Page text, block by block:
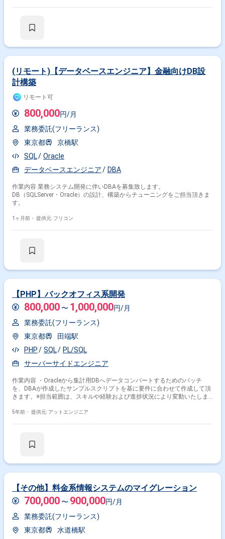
・ベンダーからの納品物の品質管理と評価 勤務開始時には、プロジェクト
ますので、お気軽にご相談頂けますと幸いです。 --------------------------------------------
---------------------- ※弊社では、法人、請負いの案件は取り扱っておりません。
(リモート)【データベースエンジニア】金融向けDB設
計構築
リモート可
800,000円/月
業務委託(フリーランス)
東京都
京橋駅
SQL
Oracle
データベースエンジニア
DBA
作業内容 業務システム開発に伴いDBAを募集致します。
DB（SQLServer・Oracle）の設計、構築からチューニングをご担当頂きま
す。
1ヶ月前・ 提供元: フリコン
【PHP】バックオフィス系開発
800,000 〜 1,000,000円/月
業務委託(フリーランス)
東京都
田端駅
PHP
SQL
PL/SQL
サーバーサイドエンジニア
作業内容 ・Oracleから集計用DBへデータコンバートするためのバッチ
を、DBAが作成したサンプルスクリプトを基に要件に合わせて作成して頂
きます。※担当範囲は、スキルや経験および進捗状況により変動いたしま
5年前・ 提供元: アットエンジニア
【その他】料金系情報システムのマイグレーション
700,000 〜 900,000円/月
業務委託(フリーランス)
東京都
水道橋駅